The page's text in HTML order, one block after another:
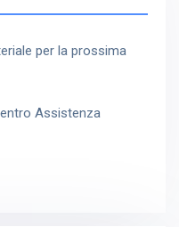
per la prossima
Assistenza